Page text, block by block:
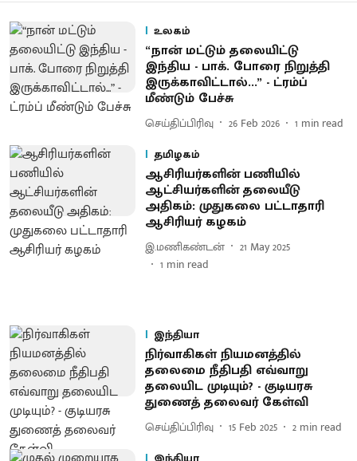
உலகம்
“நான் மட்டும் தலையிட்டு
இந்திய - பாக். போரை நிறுத்தி
இருக்காவிட்டால்...” - ட்ரம்ப்
மீண்டும் பேச்சு
செய்திப்பிரிவு 26 Feb 2026 1 min read
தமிழகம்
ஆசிரியர்களின் பணியில்
ஆட்சியர்களின் தலையீடு
அதிகம்: முதுகலை பட்டாதாரி
ஆசிரியர் கழகம்
இ.மணிகண்டன்
21 May 2025
1 min read
இந்தியா
நிர்வாகிகள் நியமனத்தில்
தலைமை நீதிபதி எவ்வாறு
தலையிட முடியும்? - குடியரசு
துணைத் தலைவர் கேள்வி
செய்திப்பிரிவு 15 Feb 2025 2 min read